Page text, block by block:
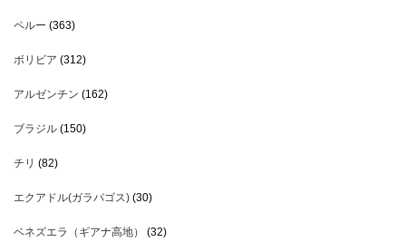
ペルー (363)
ボリビア (312)
アルゼンチン (162)
ブラジル (150)
チリ (82)
エクアドル(ガラパゴス) (30)
ベネズエラ（ギアナ高地） (32)